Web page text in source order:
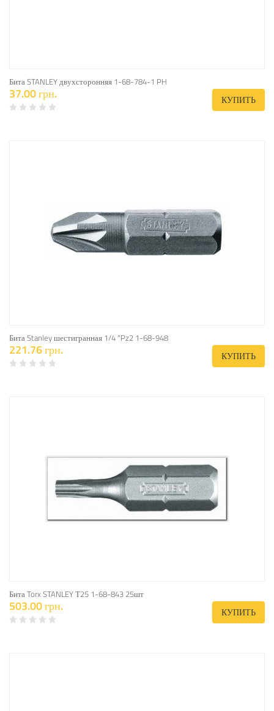
Бита STANLEY двухсторонняя 1-68-784-1 PH
37.00 грн. КУПИТЬ
Бита Stanley шестигранная 1/4 "Pz2 1-68-948
221.76 грн. КУПИТЬ
Бита Torx STANLEY Т25 1-68-843 25шт
503.00 грн. КУПИТЬ